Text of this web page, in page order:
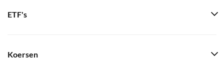
ETF's
Koersen